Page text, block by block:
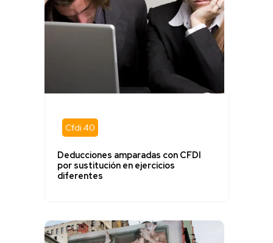
Cfdi 40
Deducciones amparadas con CFDI
por sustitución en ejercicios
diferentes